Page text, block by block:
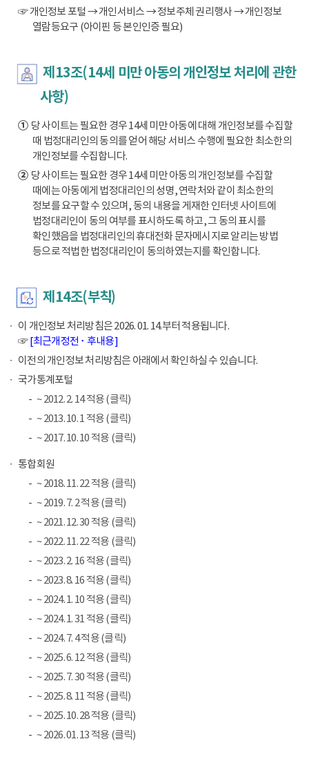
☞ 개인정보 포털 → 개인서비스 → 정보주체 권리행사 → 개인정보
열람등요구 (아이핀 등 본인인증 필요)
제13조(14세 미만 아동의 개인정보 처리에 관한
사항)
①당 사이트는 필요한 경우 14세 미만 아동에 대해 개인정보를 수집할
때 법정대리인의 동의를 얻어 해당 서비스 수행에 필요한 최소한의
개인정보를 수집합니다.
②당 사이트는 필요한 경우 14세 미만 아동의 개인정보를 수집할
때에는 아동에게 법정대리인의 성명, 연락처와 같이 최소한의
정보를 요구할 수 있으며, 동의 내용을 게재한 인터넷 사이트에
법정대리인이 동의 여부를 표시하도록 하고, 그 동의 표시를
확인했음을 법정대리인의 휴대전화 문자메시지로 알리는 방법
등으로 적법한 법정대리인이 동의하였는지를 확인합니다.
제14조(부칙)
이 개인정보 처리방침은 2026. 01. 14.부터 적용됩니다.
☞[최근개정전 ･ 후내용]
이전의 개인정보 처리방침은 아래에서 확인하실 수 있습니다.
국가통계포털
~ 2012. 2. 14 적용 (클릭)
~ 2013. 10. 1 적용 (클릭)
~ 2017. 10. 10 적용 (클릭)
통합회원
~ 2018. 11. 22 적용 (클릭)
~ 2019. 7. 2 적용 (클릭)
~ 2021. 12. 30 적용 (클릭)
~ 2022. 11. 22 적용 (클릭)
~ 2023. 2. 16 적용 (클릭)
~ 2023. 8. 16 적용 (클릭)
~ 2024. 1. 10 적용 (클릭)
~ 2024. 1. 31 적용 (클릭)
~ 2024. 7. 4 적용 (클릭)
~ 2025. 6. 12 적용 (클릭)
~ 2025. 7. 30 적용 (클릭)
~ 2025. 8. 11 적용 (클릭)
~ 2025. 10. 28 적용 (클릭)
~ 2026. 01. 13 적용 (클릭)